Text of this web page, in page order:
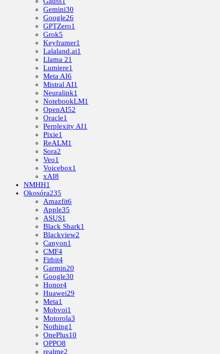
Gemini30
Google26
GPTZero1
Grok5
Keyframer1
Lalaland.ai1
Llama 21
Lumiere1
Meta AI6
Mistral AI1
Neuralink1
NotebookLM1
OpenAI52
Oracle1
Perplexity AI1
Pixie1
ReALM1
Sora2
Veo1
Voicebox1
xAI8
NMHH1
Okosóra235
Amazfit6
Apple35
ASUS1
Black Shark1
Blackview2
Canyon1
CMF4
Fitbit4
Garmin20
Google30
Honor4
Huawei29
Meta1
Mobvoi1
Motorola3
Nothing1
OnePlus10
OPPO8
realme2